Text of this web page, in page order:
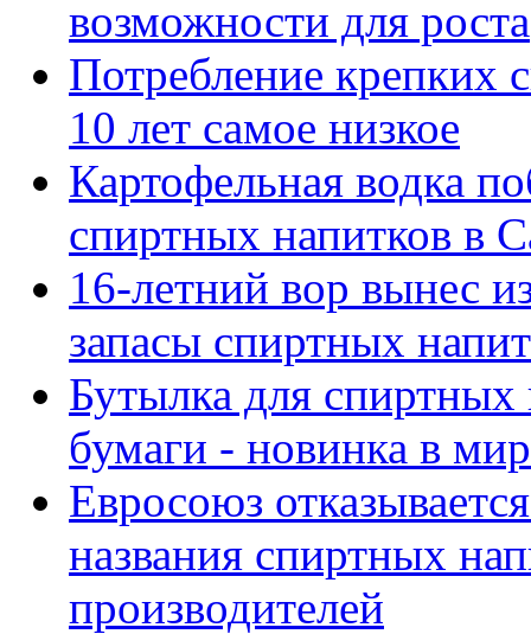
возможности для роста
Потребление крепких
10 лет самое низкое
Картофельная водка
спиртных напитков в
16-летний вор вынес
запасы спиртных
Бутылка для спиртных
бумаги - новинка в
Евросоюз
названия спиртных
производителей